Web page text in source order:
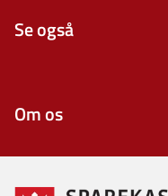
Se også
Om os